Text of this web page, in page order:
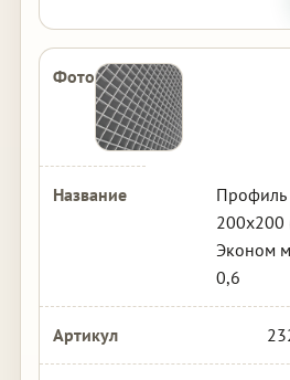
200х200
Эконом
0,6